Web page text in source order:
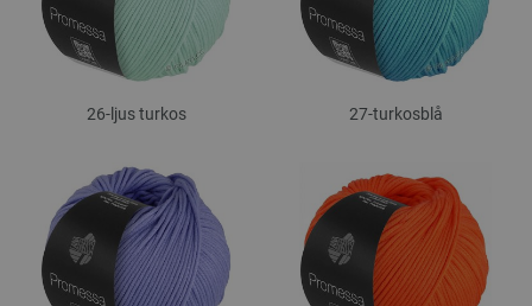
26-ljus turkos 27-turkosblå